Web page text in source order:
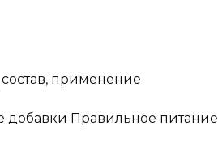
применение
добавки Правильное питание